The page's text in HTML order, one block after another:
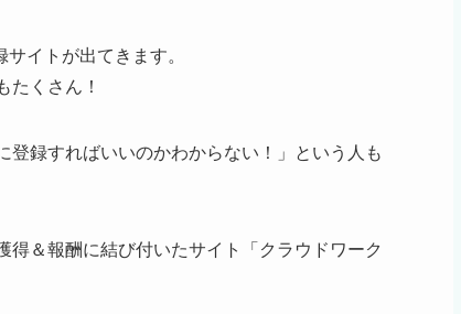
イトが出てきます。
たくさん！
録すればいいのかわからない！」という人も
＆報酬に結び付いたサイト「クラウドワーク